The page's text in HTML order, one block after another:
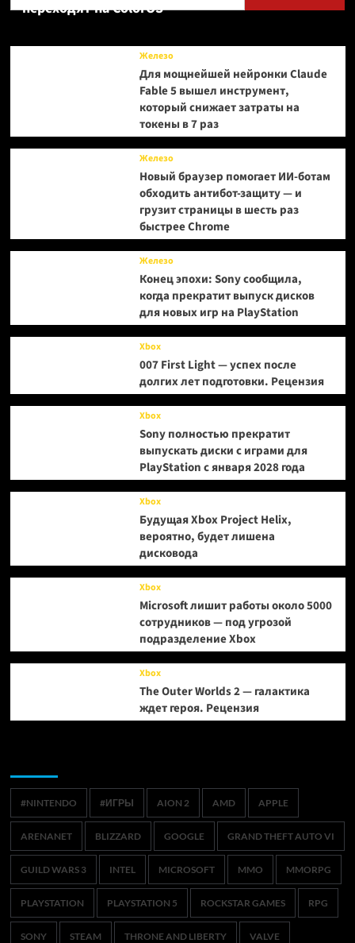
переходят на ColorOS
Железо
Для мощнейшей нейронки Claude
Fable 5 вышел инструмент,
который снижает затраты на
токены в 7 раз
Железо
Новый браузер помогает ИИ-ботам
обходить антибот-защиту — и
грузит страницы в шесть раз
быстрее Chrome
Железо
Конец эпохи: Sony сообщила,
когда прекратит выпуск дисков
для новых игр на PlayStation
Xbox
007 First Light — успех после
долгих лет подготовки. Рецензия
Xbox
Sony полностью прекратит
выпускать диски с играми для
PlayStation с января 2028 года
Xbox
Будущая Xbox Project Helix,
вероятно, будет лишена
дисковода
Xbox
Microsoft лишит работы около 5000
сотрудников — под угрозой
подразделение Xbox
Xbox
The Outer Worlds 2 — галактика
ждет героя. Рецензия
#NINTENDO #ИГРЫ AION 2 AMD APPLE
ARENANET BLIZZARD GOOGLE GRAND THEFT AUTO VI
GUILD WARS 3 INTEL MICROSOFT MMO MMORPG
PLAYSTATION PLAYSTATION 5 ROCKSTAR GAMES RPG
SONY STEAM THRONE AND LIBERTY VALVE